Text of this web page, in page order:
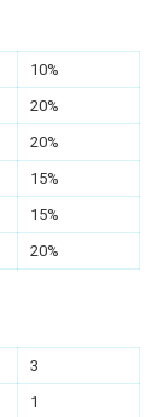
10%
20%
20%
15%
15%
20%
3
1